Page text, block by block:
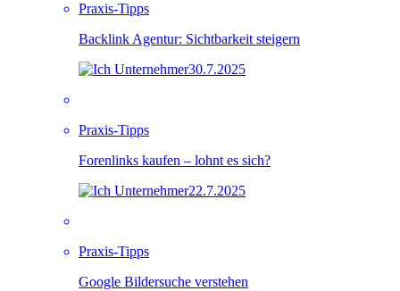
Praxis-Tipps
Backlink Agentur: Sichtbarkeit steigern
30.7.2025
Praxis-Tipps
Forenlinks kaufen – lohnt es sich?
22.7.2025
Praxis-Tipps
Google Bildersuche verstehen